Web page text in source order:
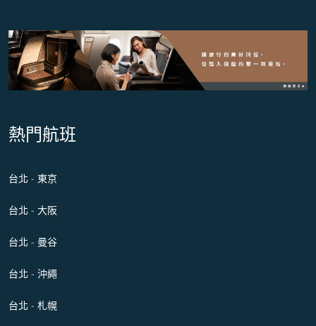
熱門航班
台北 - 東京
台北 - 大阪
台北 - 曼谷
台北 - 沖繩
台北 - 札幌